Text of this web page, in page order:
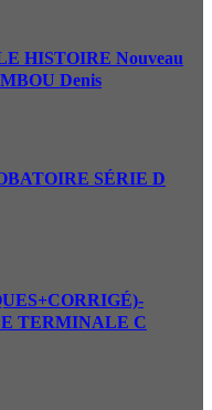
HISTOIRE Nouveau
Denis
SÉRIE D
TERMINALE C